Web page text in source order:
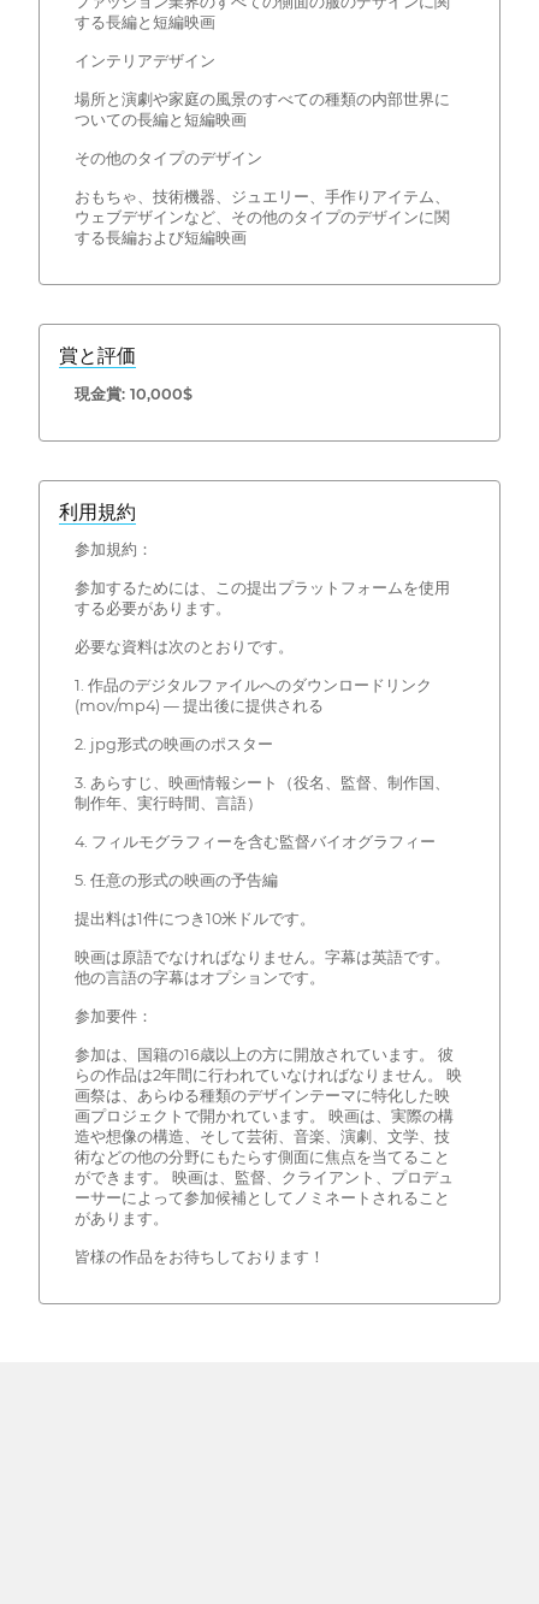
する長編と短編映画
インテリアデザイン
場所と演劇や家庭の風景のすべての種類の内部世界に
ついての長編と短編映画
その他のタイプのデザイン
おもちゃ、技術機器、ジュエリー、手作りアイテム、
ウェブデザインなど、その他のタイプのデザインに関
する長編および短編映画
賞と評価
現金賞: 10,000$
利用規約
参加規約：
参加するためには、この提出プラットフォームを使用
する必要があります。
必要な資料は次のとおりです。
1. 作品のデジタルファイルへのダウンロードリンク
(mov/mp4) — 提出後に提供される
2. jpg形式の映画のポスター
3. あらすじ、映画情報シート（役名、監督、制作国、
制作年、実行時間、言語）
4. フィルモグラフィーを含む監督バイオグラフィー
5. 任意の形式の映画の予告編
提出料は1件につき10米ドルです。
映画は原語でなければなりません。字幕は英語です。
他の言語の字幕はオプションです。
参加要件：
参加は、国籍の16歳以上の方に開放されています。 彼
らの作品は2年間に行われていなければなりません。 映
画祭は、あらゆる種類のデザインテーマに特化した映
画プロジェクトで開かれています。 映画は、実際の構
造や想像の構造、そして芸術、音楽、演劇、文学、技
術などの他の分野にもたらす側面に焦点を当てること
ができます。 映画は、監督、クライアント、プロデュ
ーサーによって参加候補としてノミネートされること
があります。
皆様の作品をお待ちしております！